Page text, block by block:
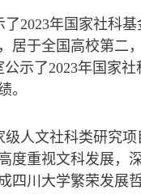
2023年国家社科
居于全国高校第二
示了2023年国家
。
人文社科类研究
度重视文科发展，
四川大学繁荣发展